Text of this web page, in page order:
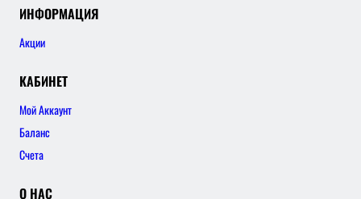
ИНФОРМАЦИЯ
Акции
КАБИНЕТ
Мой Аккаунт
Баланс
Счета
О НАС